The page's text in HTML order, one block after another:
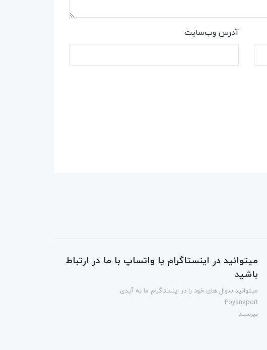
آدرس وب‌سایت
میتوانید در اینستاگرام یا واتساپ با ما در ارتباط
باشید
میتوانید سوال های خود را در اینستاگرام ما به آیدی
Poyansport
بپرسید